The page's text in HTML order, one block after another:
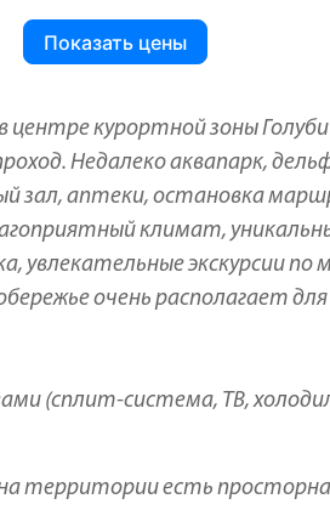
Показать цены
курортной зоны
Недалеко аквапарк,
зал, аптеки, остановка
климат,
увлекательные экскурсии
очень располагает для
(сплит-система, ТВ,
территории есть